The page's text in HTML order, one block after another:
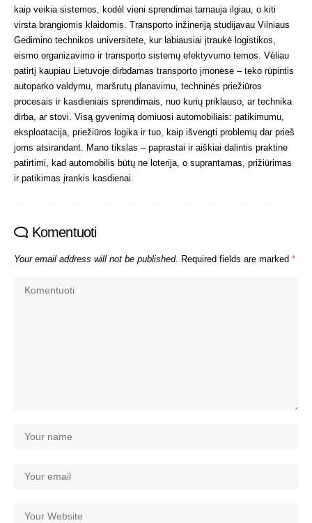
kaip veikia sistemos, kodėl vieni sprendimai tarnauja ilgiau, o kiti
virsta brangiomis klaidomis. Transporto inžineriją studijavau Vilniaus
Gedimino technikos universitete, kur labiausiai įtraukė logistikos,
eismo organizavimo ir transporto sistemų efektyvumo temos. Vėliau
patirtį kaupiau Lietuvoje dirbdamas transporto įmonėse – teko rūpintis
autoparko valdymu, maršrutų planavimu, techninės priežiūros
procesais ir kasdieniais sprendimais, nuo kurių priklauso, ar technika
dirba, ar stovi. Visą gyvenimą domiuosi automobiliais: patikimumu,
eksploatacija, priežiūros logika ir tuo, kaip išvengti problemų dar prieš
joms atsirandant. Mano tikslas – paprastai ir aiškiai dalintis praktine
patirtimi, kad automobilis būtų ne loterija, o suprantamas, prižiūrimas
ir patikimas įrankis kasdienai.
Komentuoti
Your email address will not be published. Required fields are marked *